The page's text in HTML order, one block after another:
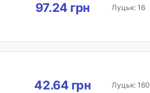
97.24 грн Луцьк: 16
42.64 грн Луцьк: 160